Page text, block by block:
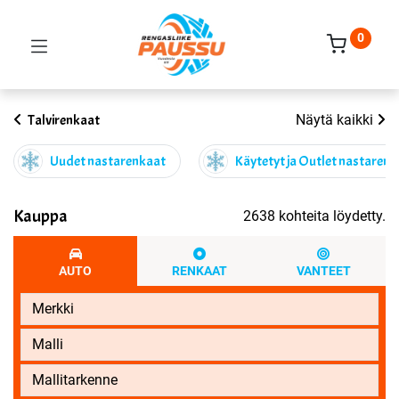
0
Talvirenkaat Näytä kaikki
Uudet nastarenkaat Käytetyt ja Outlet
Kauppa 2638 kohteita löydetty.
AUTO RENKAAT VANTEET